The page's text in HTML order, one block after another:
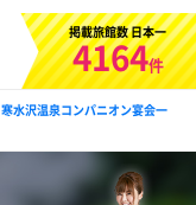
掲載旅館数 日本一
4164件
寒水沢温泉コンパニオン宴会一